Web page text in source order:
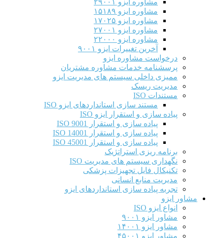
مشاوره ایزو ۱۵۱۸۹
مشاوره ایزو ۱۷۰۲۵
مشاوره ایزو ۲۷۰۰۱
مشاوره ایزو ۲۲۰۰۰
آخرین تغییرات ایزو ۹۰۰۱
درخواست مشاوره ایزو
پرسشنامه خدمات مشاوره مشتریان
ممیزی داخلی سیستم های مدیریت ایزو
مدیریت ریسک
مستندات ISO
مستند سازی استانداردهای ایزو ISO
پیاده سازی و استقرار ایزو ISO
پیاده سازی و استقرار ISO 9001​
پیاده سازی و استقرار ISO 14001
پیاده سازی و استقرار ISO 45001
برنامه ریزی استراتژیک
نگهداری سیستم های مدیریت ISO
تکنیکال فایل تجهیزات پزشکی
مدیریت منابع انسانی
تجربه پیاده سازی استانداردهای ایزو
مشاور ایزو
انواع ایزو ISO
مشاور ایزو ۹۰۰۱
مشاور ایزو ۱۴۰۰۱
مشاور ایزو ۴۵۰۰۱